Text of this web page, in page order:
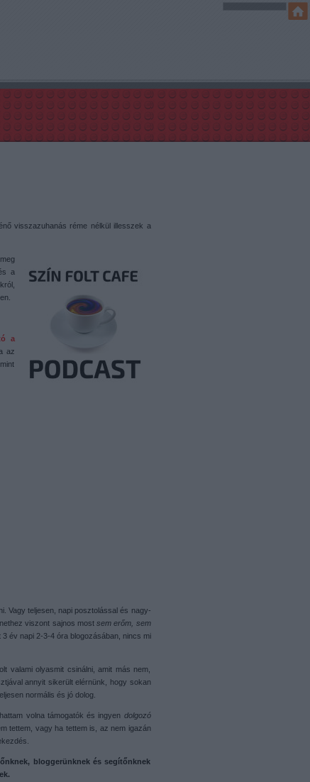
visszazuhanás réme nélkül illesszek a
a
a
az
Vagy teljesen, napi posztolással és nagy-
viszont sajnos most sem erőm, sem
év napi 2-3-4 óra blogozásában, nincs mi
valami olyasmit csinálni, amit más nem,
annyit sikerült elérnünk, hogy sokan
normális és jó dolog.
volna támogatók és ingyen dolgozó
tettem, vagy ha tettem is, az nem igazán
bloggerünknek és segítőnknek